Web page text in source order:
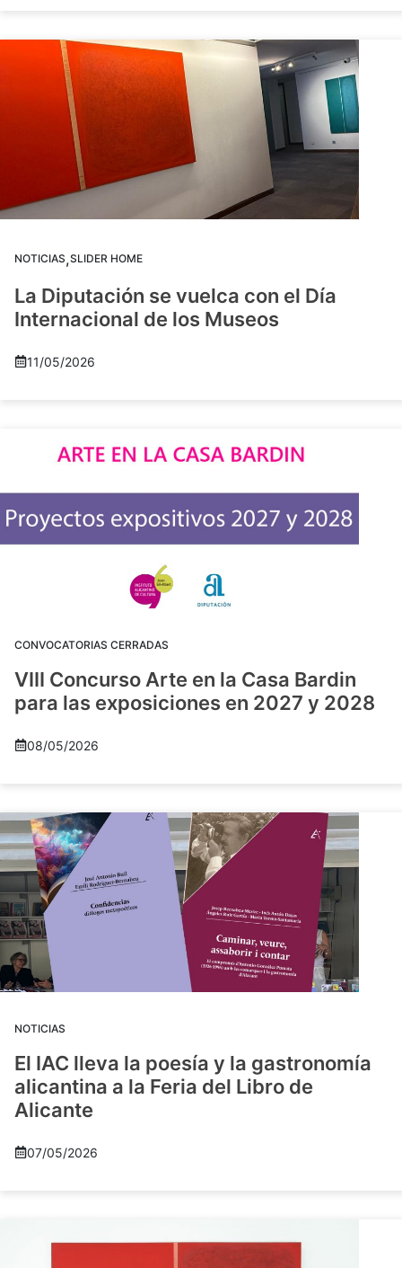
NOTICIAS,SLIDER HOME
La Diputación se vuelca con el Día
Internacional de los Museos
11/05/2026
CONVOCATORIAS CERRADAS
VIII Concurso Arte en la Casa Bardin
para las exposiciones en 2027 y 2028
08/05/2026
NOTICIAS
El IAC lleva la poesía y la gastronomía
alicantina a la Feria del Libro de
Alicante
07/05/2026